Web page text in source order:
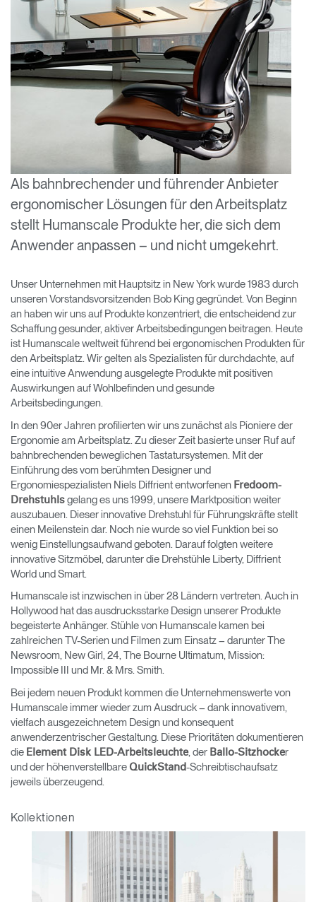
Opens
to
Facebook
Opens
to
Twitter
Opens
to
Linkedin
Opens
Instagram
Opens
to
Humanscale
Blog
Opens
to
Pinterest
Opens
to
YouTube
Als bahnbrechender und führender Anbieter
ergonomischer Lösungen für den Arbeitsplatz
stellt Humanscale Produkte her, die sich dem
Anwender anpassen – und nicht umgekehrt.
Unser Unternehmen mit Hauptsitz in New York wurde 1983 durch
unseren Vorstandsvorsitzenden Bob King gegründet. Von Beginn
an haben wir uns auf Produkte konzentriert, die entscheidend zur
Schaffung gesunder, aktiver Arbeitsbedingungen beitragen. Heute
ist Humanscale weltweit führend bei ergonomischen Produkten für
den Arbeitsplatz. Wir gelten als Spezialisten für durchdachte, auf
eine intuitive Anwendung ausgelegte Produkte mit positiven
Auswirkungen auf Wohlbefinden und gesunde
Arbeitsbedingungen.
In den 90er Jahren profilierten wir uns zunächst als Pioniere der
Ergonomie am Arbeitsplatz. Zu dieser Zeit basierte unser Ruf auf
bahnbrechenden beweglichen Tastatursystemen. Mit der
Einführung des vom berühmten Designer und
Ergonomiespezialisten Niels Diffrient entworfenen Fredoom-
Drehstuhls gelang es uns 1999, unsere Marktposition weiter
auszubauen. Dieser innovative Drehstuhl für Führungskräfte stellt
einen Meilenstein dar. Noch nie wurde so viel Funktion bei so
wenig Einstellungsaufwand geboten. Darauf folgten weitere
innovative Sitzmöbel, darunter die Drehstühle Liberty, Diffrient
World und Smart.
Humanscale ist inzwischen in über 28 Ländern vertreten. Auch in
Hollywood hat das ausdrucksstarke Design unserer Produkte
begeisterte Anhänger. Stühle von Humanscale kamen bei
zahlreichen TV-Serien und Filmen zum Einsatz – darunter The
Newsroom, New Girl, 24, The Bourne Ultimatum, Mission:
Impossible III und Mr. & Mrs. Smith.
Bei jedem neuen Produkt kommen die Unternehmenswerte von
Humanscale immer wieder zum Ausdruck – dank innovativem,
vielfach ausgezeichnetem Design und konsequent
anwenderzentrischer Gestaltung. Diese Prioritäten dokumentieren
die Element Disk LED-Arbeitsleuchte, der Ballo-Sitzhocker
und der höhenverstellbare QuickStand-Schreibtischaufsatz
jeweils überzeugend.
Kollektionen